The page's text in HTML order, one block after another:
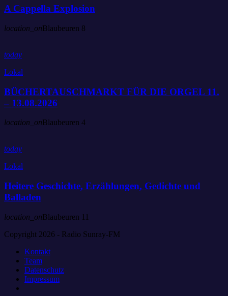
A Cappella Explosion
location_onBlaubeuren 8
today
Lokal
BÜCHERTAUSCHMARKT FÜR DIE ORGEL 11.
– 13.08.2026
location_on Blaubeuren 4
today
Lokal
Heitere Geschichte, Erzählungen, Gedichte und
Balladen
location_onBlaubeuren 11
Copyright 2026 - Radio Sunray-FM
Kontakt
Team
Datenschutz
Impressum